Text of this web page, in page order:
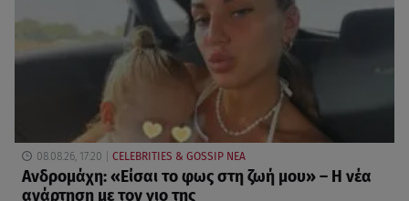
08.08.26, 17:20 CELEBRITIES & GOSSIP ΝΕΑ
Ανδρομάχη: «Είσαι το φως στη ζωή μου» – Η νέα
ανάρτηση με τον γιο της